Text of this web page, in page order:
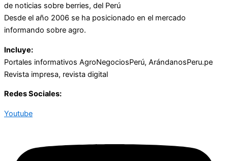
de noticias sobre berries, del Perú
Desde el año 2006 se ha posicionado en el mercado
informando sobre agro.
Incluye:
Portales informativos AgroNegociosPerú, ArándanosPeru.pe
Revista impresa, revista digital
Redes Sociales:
Youtube